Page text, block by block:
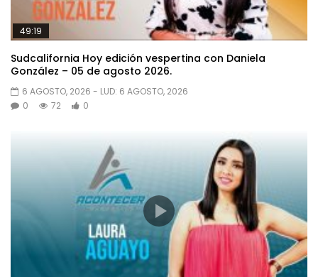
49:19
Sudcalifornia Hoy edición vespertina con Daniela
González – 05 de agosto 2026.
6 AGOSTO, 2026 - LUD: 6 AGOSTO, 2026
0
72 0